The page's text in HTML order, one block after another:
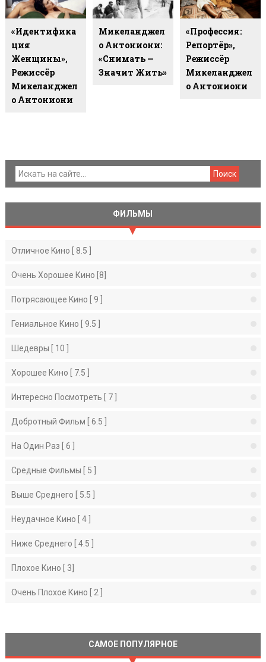
«Идентифика
Ция
Женщины»,
Режиссёр
Микеланджел
О Антониони
Микеланджел
О Антониони:
«Снимать —
Значит Жить»
«Профессия:
Репортёр»,
Режиссёр
Микеланджел
О Антониони
ФИЛЬМЫ
Отличное Kино [ 8.5 ]
Очень Хорошее Кино [8]
Потрясающее Kино [ 9 ]
Гениальное Кино [ 9.5 ]
Шедевры [ 10 ]
Хорошее Кино [ 7.5 ]
Интересно Посмотреть [ 7 ]
Добротный Фильм [ 6.5 ]
На Один Раз [ 6 ]
Средные Фильмы [ 5 ]
Выше Среднего [ 5.5 ]
Неудачное Кино [ 4 ]
Ниже Среднего [ 4.5 ]
Плохое Кино [ 3]
Очень Плохое Кино [ 2 ]
САМОЕ ПОПУЛЯРНОЕ